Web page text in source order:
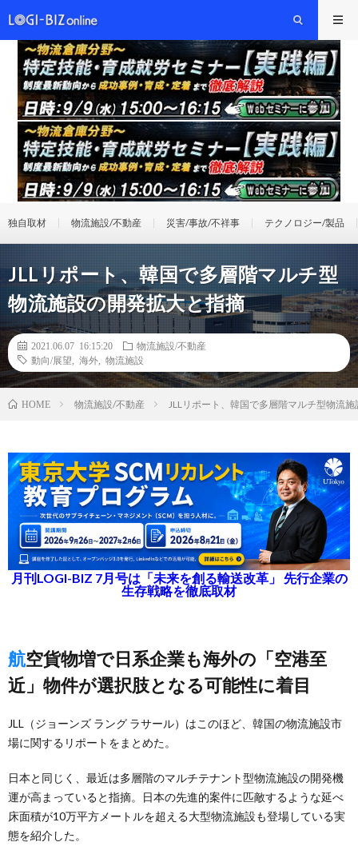
独自取材 物流施設/不動産 災害/事故/不祥事 テクノロジー/製品
JLLリポート、韓国で多層階マルチ型
物流施設の開発拡大と指摘
2021.06.07 16:15:20
物流施設/不動産
動向/展望
海外 物流施設
HOME 物流施設/不動産 JLLリポート、韓国で多層階マルチ型物流
月刊LOGI-BIZ 7月号は「未来を創る輸送改革」 先行企業の
生存戦略を徹底取材
航空貨物増で日系企業も海外の「空港至
近」物件が選択肢となる可能性に着目
JLL（ジョーンズ ラング ラサール）はこのほど、韓国の物流施設市
場に関するリポートをまとめた。
日本と同じく、最近は多層階のマルチテナント型物流施設の開発機
運が高まっていると指摘。日本の先進的案件に匹敵するような延べ
床面積が10万平方メートルを超える大型物流施設も登場している実
態を紹介した。